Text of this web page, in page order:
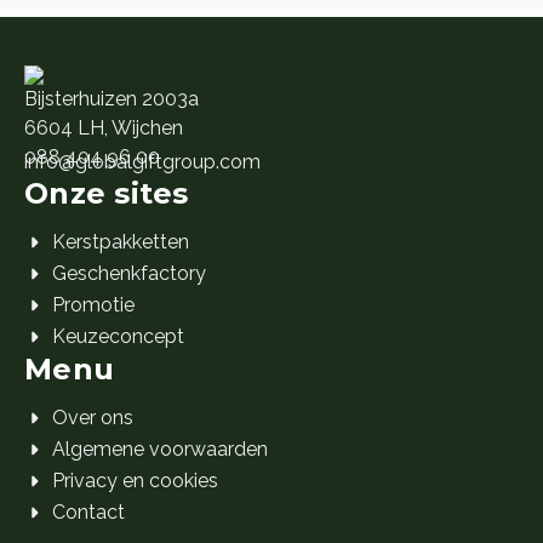
Bijsterhuizen 2003a
6604 LH, Wijchen
088 404 96 00
info@globalgiftgroup.com
Onze sites
Kerstpakketten
Geschenkfactory
Promotie
Keuzeconcept
Menu
Over ons
Algemene voorwaarden
Privacy en cookies
Contact